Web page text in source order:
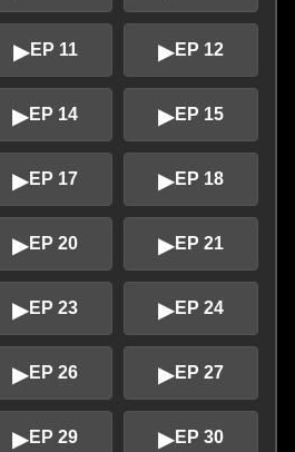
▶EP 11 ▶EP 12
▶EP 14 ▶EP 15
▶EP 17 ▶EP 18
▶EP 20 ▶EP 21
▶EP 23 ▶EP 24
▶EP 26 ▶EP 27
▶EP 29 ▶EP 30